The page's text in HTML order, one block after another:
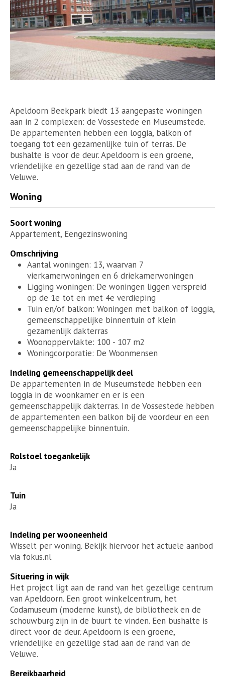
Apeldoorn Beekpark biedt 13 aangepaste woningen
aan in 2 complexen: de Vossestede en Museumstede.
De appartementen hebben een loggia, balkon of
toegang tot een gezamenlijke tuin of terras. De
bushalte is voor de deur. Apeldoorn is een groene,
vriendelijke en gezellige stad aan de rand van de
Veluwe.
Woning
Soort woning
Appartement, Eengezinswoning
Omschrijving
Aantal woningen: 13, waarvan 7
vierkamerwoningen en 6 driekamerwoningen
Ligging woningen: De woningen liggen verspreid
op de 1e tot en met 4e verdieping
Tuin en/of balkon: Woningen met balkon of loggia,
gemeenschappelijke binnentuin of klein
gezamenlijk dakterras
Woonoppervlakte: 100 - 107 m2
Woningcorporatie: De Woonmensen
Indeling gemeenschappelijk deel
De appartementen in de Museumstede hebben een
loggia in de woonkamer en er is een
gemeenschappelijk dakterras. In de Vossestede hebben
de appartementen een balkon bij de voordeur en een
gemeenschappelijke binnentuin.
Rolstoel toegankelijk
Ja
Tuin
Ja
Indeling per wooneenheid
Wisselt per woning. Bekijk hiervoor het actuele aanbod
via fokus.nl.
Situering in wijk
Het project ligt aan de rand van het gezellige centrum
van Apeldoorn. Een groot winkelcentrum, het
Codamuseum (moderne kunst), de bibliotheek en de
schouwburg zijn in de buurt te vinden. Een bushalte is
direct voor de deur. Apeldoorn is een groene,
vriendelijke en gezellige stad aan de rand van de
Veluwe.
Bereikbaarheid